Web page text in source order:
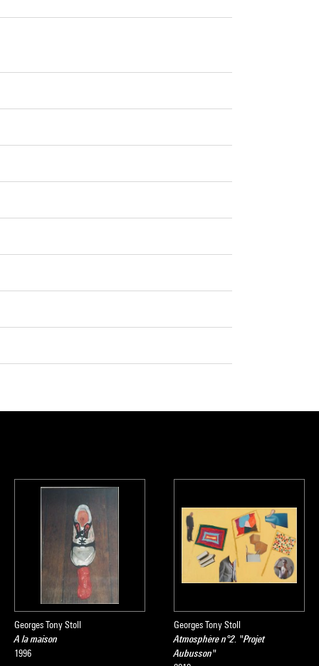
Georges Tony Stoll
A la maison
1996
Georges Tony Stoll
Atmosphère n°2. "Projet
Aubusson"